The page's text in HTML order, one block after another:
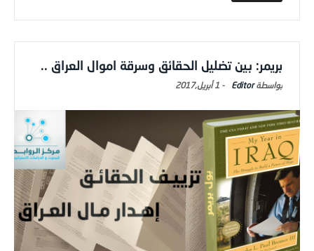
بريمر: بين تضليل الحقائق وسرقة اموال العراق ..
Editor
- 1 أبريل,2017